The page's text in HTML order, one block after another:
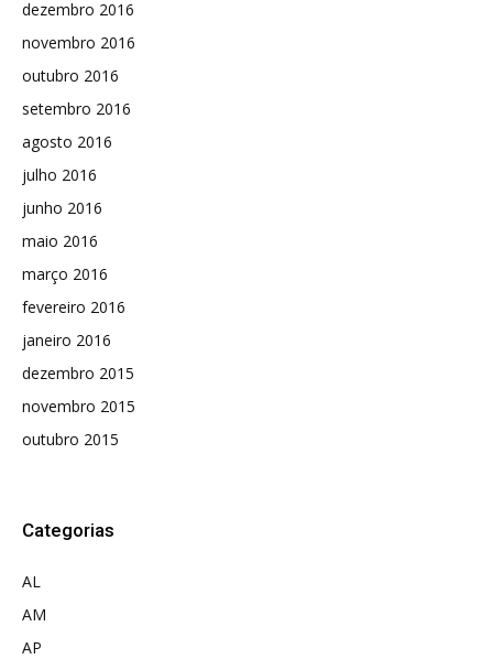
dezembro 2016
novembro 2016
outubro 2016
setembro 2016
agosto 2016
julho 2016
junho 2016
maio 2016
março 2016
fevereiro 2016
janeiro 2016
dezembro 2015
novembro 2015
outubro 2015
Categorias
AL
AM
AP